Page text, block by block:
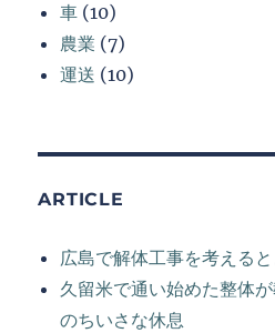
車 (10)
農業 (7)
運送 (10)
ARTICLE
広島で解体工事を考える
久留米で通い始めた整体
のちいさな休息